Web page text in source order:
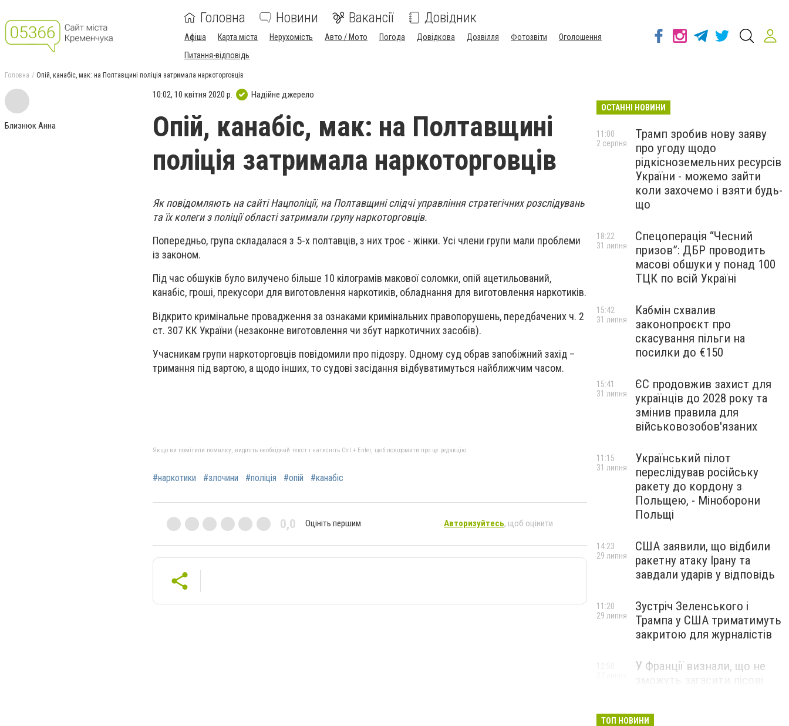
Головна Новини Вакансії Довідник
Афіша Карта міста Нерухомість Авто / Мото Погода Довідкова Дозвілля Фотозвіти
Оголошення
Питання-відповідь
Головна Опій, канабіс, мак: на Полтавщині поліція затримала наркоторговців
Близнюк Анна
10:02, 10 квітня 2020 р. Надійне джерело
Опій, канабіс, мак: на Полтавщині
поліція затримала наркоторговців
Як повідомляють на сайті Нацполіції, на Полтавщині слідчі управління стратегічних розслідувань
та їх колеги з поліції області затримали групу наркоторговців.
Попередньо, група складалася з 5-х полтавців, з них троє - жінки. Усі члени групи мали проблеми
із законом.
Під час обшуків було вилучено більше 10 кілограмів макової соломки, опій ацетильований,
канабіс, гроші, прекусори для виготовлення наркотиків, обладнання для виготовлення наркотиків.
Відкрито кримінальне провадження за ознаками кримінальних правопорушень, передбачених ч. 2
ст. 307 КК України (незаконне виготовлення чи збут наркотичних засобів).
Учасникам групи наркоторговців повідомили про підозру. Одному суд обрав запобіжний захід –
тримання під вартою, а щодо інших, то судові засідання відбуватимуться найближчим часом.
Якщо ви помітили помилку, виділіть необхідний текст і натисніть Ctrl + Enter, щоб повідомити про це редакцію
#наркотики #злочини #поліція #опій #канабіс
0,0 Оцініть першим Авторизуйтесь, щоб оцінити
ОСТАННІ НОВИНИ
Трамп зробив нову заяву
про угоду щодо
рідкісноземельних ресурсів
України - можемо зайти
коли захочемо і взяти будь-
що
11:00
2 серпня
Спецоперація “Чесний
призов”: ДБР проводить
масові обшуки у понад 100
ТЦК по всій Україні
18:22
31 липня
Кабмін схвалив
законопроєкт про
скасування пільги на
посилки до €150
15:42
31 липня
ЄС продовжив захист для
українців до 2028 року та
змінив правила для
військовозобов'язаних
15:41
31 липня
Український пілот
переслідував російську
ракету до кордону з
Польщею, - Міноборони
Польщі
11:15
31 липня
США заявили, що відбили
ракетну атаку Ірану та
завдали ударів у відповідь
14:23
29 липня
Зустріч Зеленського і
Трампа у США триматимуть
закритою для журналістів
11:20
29 липня
У Франції визнали, що не
ТОП НОВИНИ